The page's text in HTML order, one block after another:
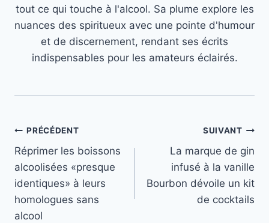
tout ce qui touche à l'alcool. Sa plume explore les
nuances des spiritueux avec une pointe d'humour
et de discernement, rendant ses écrits
indispensables pour les amateurs éclairés.
Navigation
de
l’article
PRÉCÉDENT
Réprimer les boissons
alcoolisées «presque
identiques» à leurs
homologues sans
alcool
SUIVANT
La marque de gin
infusé à la vanille
Bourbon dévoile un kit
de cocktails